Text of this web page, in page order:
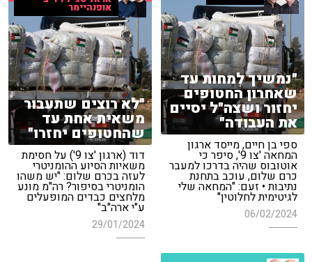
"נמשיך למחות עד
שאחרון החטופים
יחזור ושצה"ל יסיים
את העבודה"
ספי בן חיים, מייסד ארגון
המחאה 'צו 9', סיפר כי
אוטובוס שהיה בדרכו למעבר
כרם שלום, עוכב בתחנת
נתיבות • זעם: "המחאה שלי
לגיטימית לחלוטין"
06/02/2024
אופנהיימר
"לא רוצים שתעבור
משאית אחת עד
שהחטופים יחזרו"
דוד (ארגון 'צו 9') על חסימת
משאיות הסיוע ההומניטרי
לעזה בכרם שלום: "יש משהו
הומניטרי בסיפור? רה"מ מונע
מלחצים כבדים המופעלים
ע"י ארה"ב"
29/01/2024